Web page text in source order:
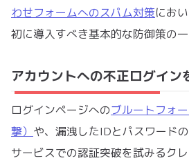
わせフォームへのスパム対策にお
初に導入すべき基本的な防御策の一
アカウントへの不正ログイン
ログインページへのブルートフォ
撃） や、漏洩したIDとパスワード
サービスでの認証突破を試みるク